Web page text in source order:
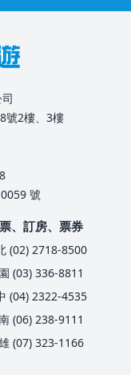
號2樓、3樓
號
、訂房、票券
(02) 2718-8500
(03) 336-8811
(04) 2322-4535
(06) 238-9111
(07) 323-1166